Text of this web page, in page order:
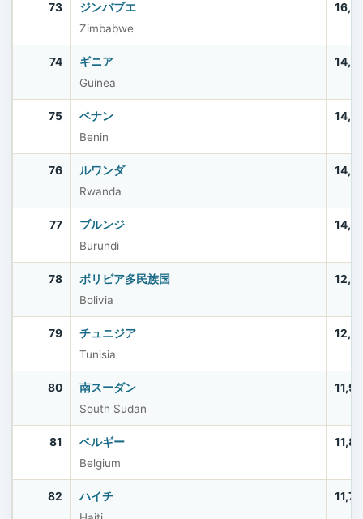
73
ジンバブエ
Zimbabwe
74
ギニア
Guinea
75
ベナン
Benin
76
ルワンダ
Rwanda
77
ブルンジ
Burundi
78
ボリビア多民族国
Bolivia
79
チュニジア
Tunisia
80
南スーダン
South Sudan
81
ベルギー
Belgium
82
ハイチ